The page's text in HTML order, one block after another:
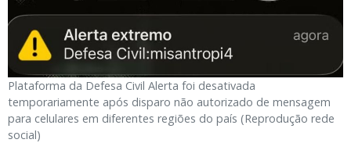
Plataforma da Defesa Civil Alerta foi desativada
temporariamente após disparo não autorizado de mensagem
para celulares em diferentes regiões do país (Reprodução rede
social)